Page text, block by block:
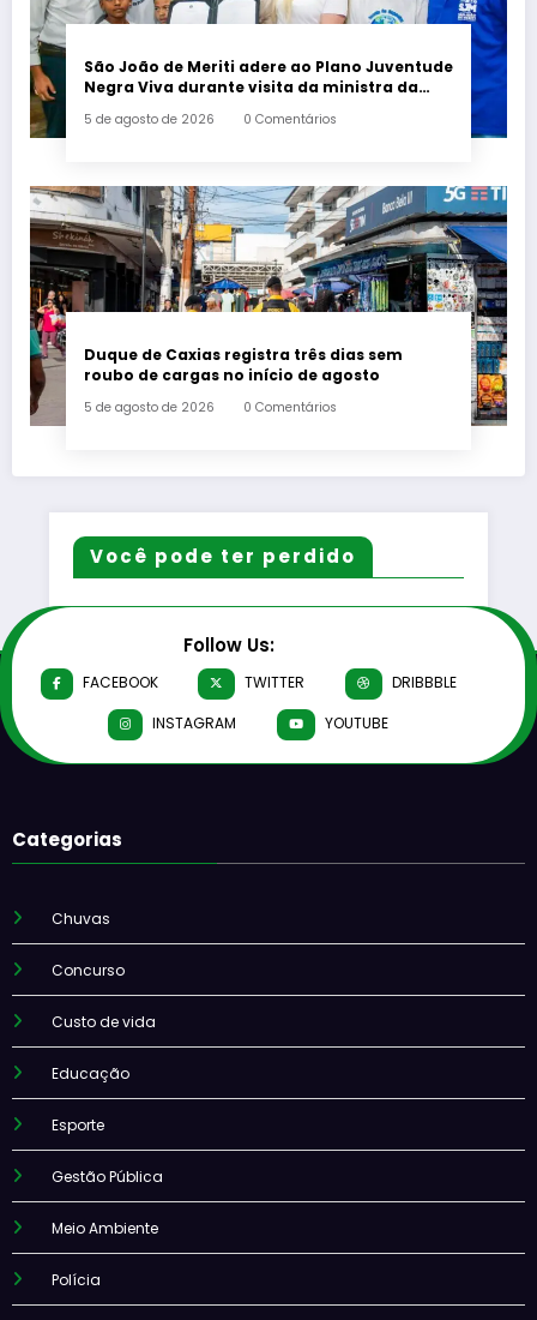
São João de Meriti adere ao Plano Juventude
Negra Viva durante visita da ministra da
5 de agosto de 2026 0 Comentários
Duque de Caxias registra três dias sem
roubo de cargas no início de agosto
5 de agosto de 2026 0 Comentários
Você pode ter perdido
Follow Us:
FACEBOOK TWITTER
DRIBBBLE
INSTAGRAM
YOUTUBE
Categorias
Chuvas
Concurso
Custo de vida
Educação
Esporte
Gestão Pública
Meio Ambiente
Polícia